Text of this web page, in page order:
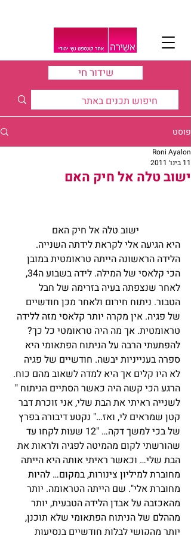
שידור חי
פוסט
ישוב טלה אל חיק האם
Roni Ayalon
11 בינו׳ 2011
ישוב טלה אל חיק האם
היא הגיעה אלי לקראת לידתה השנייה.
הלידה הראשונה הייתה טראומטית במובן
הכי קלאסי של המילה. לידה בשבוע ה34,
לאחר שנצפתה בעיה בזרימה של חבל
הטבור. ניתוח חירום ולאחר מכן חודשיים
של פגיה. אין מקרה יותר קלאסי מזה ללידה
טראומטית. אך מה היה טראומטי כל כך?
להפתעתי הרבה על הניתוח הפתאומי היא
ספרה בענייניות יבשה. חודשיים של פגיה
לא היו קלים אך היא למדה לשאוב מהם כוח.
הרגע הכי קשה היה כאשר הסתיים הניתוח "
לשנייה ראיתי את הבת שלי, אני זוכרת דבר
קטן שמראים לי, ואז…" נקטע דיבורה בפרץ
של בכי למשך דקה… "12 שעות לקחו עד
שהורשתי לקום מהמיטה לפגיה ולראות את
הבת שלי… וכאשר ראיתי אותה היא הייתה
מחוברת למיליון צינורות, במקום… להיות
מחוברת אלי". שם הייתה הטראומה. יותר
מהאכזבה על אבדן הלידה הטבעית, יותר
מההלם של הניתוח הפתאומי שלא תוכנן,
יותר מהקושי לבלות חודשיים בנסיעות